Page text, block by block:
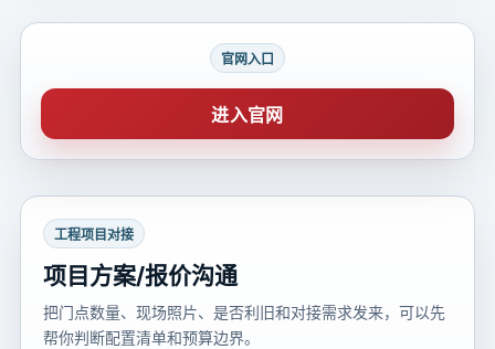
官网入口
进入官网
工程项目对接
项目方案/报价沟通
把门点数量、现场照片、是否利旧和对接需求发来，可以先
帮你判断配置清单和预算边界。